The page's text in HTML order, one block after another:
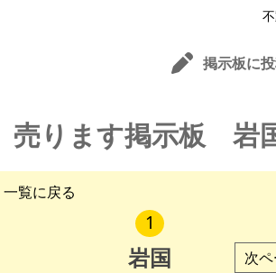
掲示板に
売ります掲示板 岩
一覧に戻る
1
岩国 次